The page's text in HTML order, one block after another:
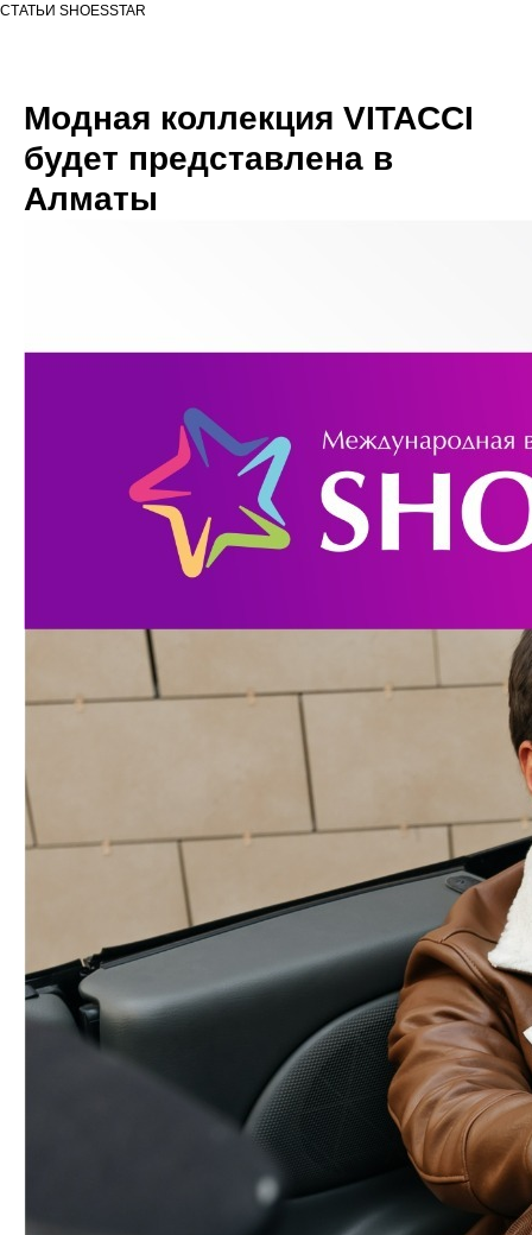
СТАТЬИ SHOESSTAR
Модная коллекция VITACCI
будет представлена в
Алматы